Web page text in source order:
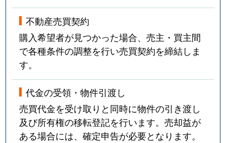
不動産売買契約
購入希望者が見つかった場合、売主・買主間
で各種条件の調整を行い売買契約を締結しま
す。
代金の受領・物件引渡し
売買代金を受け取りと同時に物件の引き渡し
及び所有権の移転登記を行います。売却益が
ある場合には、確定申告が必要となります。